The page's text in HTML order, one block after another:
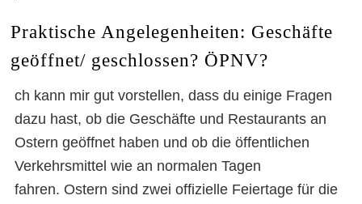
Praktische Angelegenheiten: Geschäfte
geöffnet/ geschlossen? ÖPNV?
ch kann mir gut vorstellen, dass du einige Fragen
dazu hast, ob die Geschäfte und Restaurants an
Ostern geöffnet haben und ob die öffentlichen
Verkehrsmittel wie an normalen Tagen
fahren. Ostern sind zwei offizielle Feiertage für die